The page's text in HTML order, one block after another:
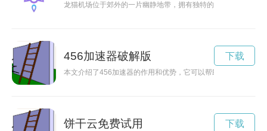
龙猫机场位于郊外的一片幽静地带，拥有独特的设计和令人心
456加速器破解版
本文介绍了456加速器的作用和优势，它可以帮助用户提升网络
下载
饼干云免费试用 下载